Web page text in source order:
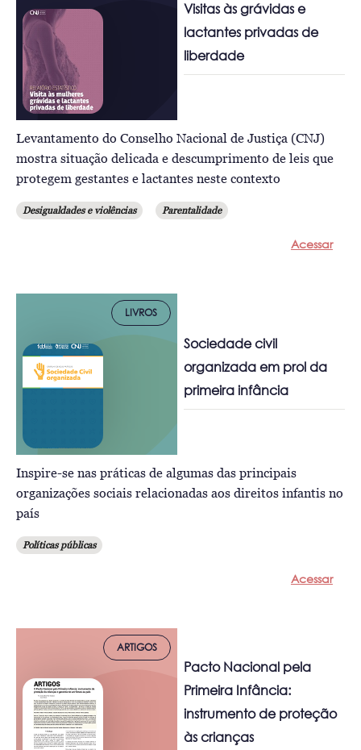
Visitas às grávidas e
lactantes privadas de
liberdade
Levantamento do Conselho Nacional de Justiça (CNJ)
mostra situação delicada e descumprimento de leis que
protegem gestantes e lactantes neste contexto
Desigualdades e violências Parentalidade
Acessar
LIVROS
Sociedade civil
organizada em prol da
primeira infância
Inspire-se nas práticas de algumas das principais
organizações sociais relacionadas aos direitos infantis no
país
Políticas públicas
Acessar
ARTIGOS
Pacto Nacional pela
Primeira Infância:
instrumento de proteção
às crianças